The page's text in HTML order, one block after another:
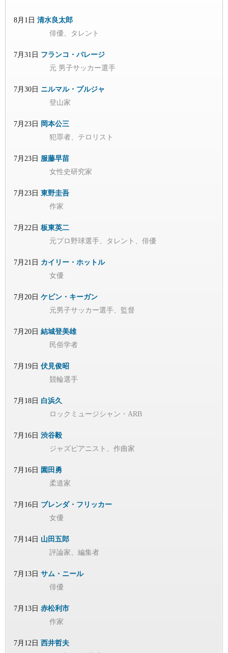
8月1日 清水良太郎
俳優、タレント
7月31日 フランコ・バレージ
元 男子サッカー選手
7月30日 ニルマル・プルジャ
登山家
7月23日 岡本公三
犯罪者、テロリスト
7月23日 服藤早苗
女性史研究家
7月23日 東野圭吾
作家
7月22日 板東英二
元プロ野球選手、タレント、俳優
7月21日 カイリー・ホットル
女優
7月20日 ケビン・キーガン
元男子サッカー選手、監督
7月20日 結城登美雄
民俗学者
7月19日 伏見俊昭
競輪選手
7月18日 白浜久
ロックミュージシャン・ARB
7月16日 渋谷毅
ジャズピアニスト、作曲家
7月16日 園田勇
柔道家
7月16日 ブレンダ・フリッカー
女優
7月14日 山田五郎
評論家、編集者
7月13日 サム・ニール
俳優
7月13日 赤松利市
作家
7月12日 西井哲夫